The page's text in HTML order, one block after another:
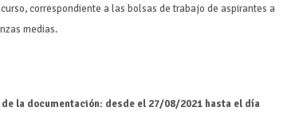
correspondiente a las bolsas de trabajo de aspirantes a
medias.
la documentación: desde el 27/08/2021 hasta el día